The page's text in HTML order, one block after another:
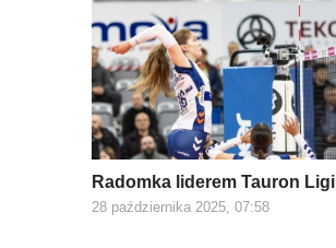
Radomka liderem Tauron Ligi
28 października 2025, 07:58